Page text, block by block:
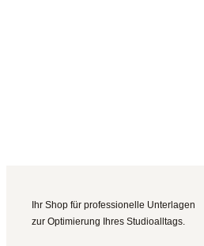
Ihr Shop für professionelle Unterlagen
zur Optimierung Ihres Studioalltags.